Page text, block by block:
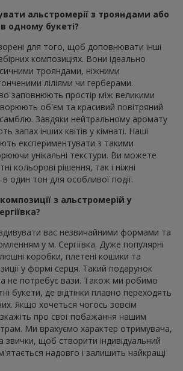
альстромерії з трояндами або
одному букеті?
для того, щоб доповнювати інші
композиціях. Вони ідеально
трояндами, ніжними
ліліями чи герберами.
заповнюють простір між великими
об'єм та красивий повітряний
Завдяки нейтральному аромату
запах інших квітів у кімнаті. Наші
експериментувати з такими
унікальні текстури. Ви можете
кольорові рішення, так і ніжні
в один тон для особливої події.
з альстромерій у
вас незвичайними формами та
у м. Сергіївка. Дуже популярні
коробки, плетені кошики та
у формі серця. Такий подарунок
не потребує вази. Також ми робимо
букети, де відтінки плавно переходять
Якщо хочеться чогось зовсім
про свої побажання нашим
Ми врахуємо характер отримувача,
звички, щоб створити індивідуальний
надовго і залишить найкращі